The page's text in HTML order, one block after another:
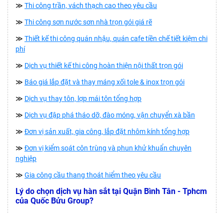
≫ Thi công trần, vách thạch cao theo yêu cầu
≫ Thi công sơn nước sơn nhà trọn gói giá rẽ
≫ Thiết kế thi công quán nhậu, quán cafe tiền chế tiết kiệm chi
phí
≫ Dịch vụ thiết kế thi công hoàn thiện nội thất trọn gói
≫ Báo giá lắp đặt và thay máng xối tole & inox trọn gói
≫ Dịch vụ thay tôn, lợp mái tôn tổng hợp
≫ Dịch vụ đập phá tháo dỡ, đào móng, vận chuyển xà bần
≫ Đơn vị sản xuất, gia công, lắp đặt nhôm kính tổng hợp
≫ Đơn vị kiểm soát côn trùng và phun khử khuẩn chuyên
nghiệp
≫ Gia công cầu thang thoát hiểm theo yêu cầu
Lý do chọn dịch vụ hàn sắt tại Quận Bình Tân - Tphcm
của Quốc Bửu Group?